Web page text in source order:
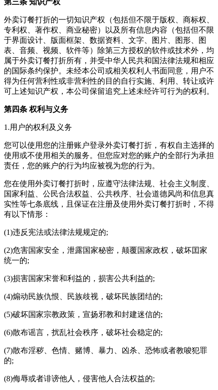
第三条 知识产权
外卖订餐打折的一切知识产权（包括但不限于版权、商标权、
专利权、著作权、商业秘密）以及所有信息内容（包括但不限
于界面设计、版面框架、数据资料、文字、图片、图形、图
表、音频、视频、软件等）除第三方授权的软件或技术外，均
属于外卖订餐打折所有，并受中华人民共和国法律法规和相应
的国际条约保护。未经本公司或相关权利人书面同意，用户不
得为任何营利性或非营利性的目的自行实施、利用、转让或许
可上述知识产权，本公司保留追究上述未经许可行为的权利。
第四条 权利与义务
1.用户的权利及义务
您可以使用您的注册账户登录外卖订餐打折 ，有权自主选择的
使用或不使用相关的服务。但您应对您的账户的全部行为承担
责任，您的账户的行为均应被视为您的行为。
您在使用外卖订餐打折时，应遵守法律法规、社会主义制度、
国家利益、公民合法权益、公共秩序、社会道德风尚和信息真
实性等七条底线，且保证在注册及使用外卖订餐打折时，不得
有以下情形：
(1)违反宪法或法律法规规定的;
(2)危害国家安全，泄露国家秘密，颠覆国家政权，破坏囯家
统一的;
(3)损害国家宋誉和利益的，损害公共利益的;
(4)煽动民族仇恨、民族歧视，破坏民族团结的;
(5)破坏国家宗教政策，宣扬邪教和封建迷信的;
(6)散布谣言，扰乱社会秩序，破坏社会稳定的;
(7)散布淫秽、色情、赌博、暴力、凶杀、恐怖或者教唆犯罪
的;
(8)侮辱或者诽谤他人，侵害他人合法权益的;